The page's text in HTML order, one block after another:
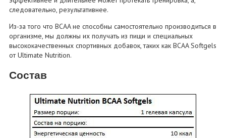
следовательно, результативнее.
Из-за того что BCAA не способны самостоятельно производиться в
организме, мы должны их получать из пищи и специальных
высококачественных спортивных добавок, таких как BCAA Softgels
от Ultimate Nutrition.
Состав